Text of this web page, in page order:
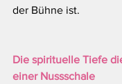
der Bühne ist.
Die spirituelle Tiefe
einer Nussschale